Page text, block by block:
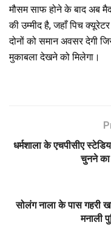
मौसम साफ होने के बाद अब
की उम्मीद है, जहाँ पिच
दोनों को समान अवसर देगी
मुकाबला देखने को मिलेगा।
धर्मशाला के एचपीसीए
चुनने का
सोलंग नाला के पास गहरी
मनाली